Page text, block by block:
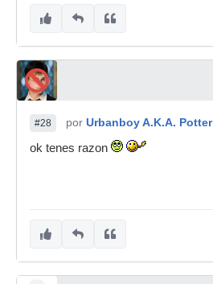
#28 por Urbanboy A.K.A. Potter
ok tenes razon